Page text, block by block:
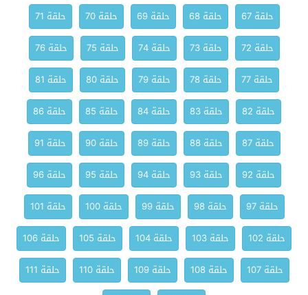
حلقة 67
حلقة 68 حلقة 69 حلقة 70
حلقة 71
حلقة 72
حلقة 73 حلقة 74 حلقة 75
حلقة 76
حلقة 77
حلقة 78 حلقة 79 حلقة 80
حلقة 81
حلقة 82
حلقة 83 حلقة 84 حلقة 85
حلقة 86
حلقة 87
حلقة 88 حلقة 89 حلقة 90
حلقة 91
حلقة 92
حلقة 93 حلقة 94 حلقة 95
حلقة 96
حلقة 97
حلقة 98 حلقة 99 حلقة 100
حلقة 101
حلقة 102
حلقة 103 حلقة 104 حلقة 105
حلقة 106
حلقة 107
حلقة 108 حلقة 109 حلقة 110
حلقة 111